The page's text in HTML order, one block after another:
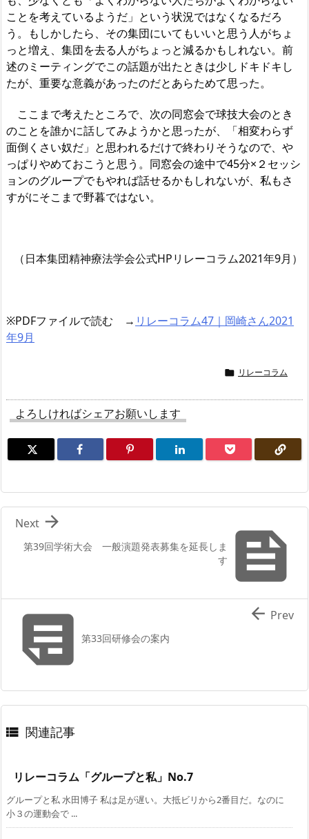
ことを考えているようだ」という状況ではなくなるだろ
う。もしかしたら、その集団にいてもいいと思う人がちょ
っと増え、集団を去る人がちょっと減るかもしれない。前
述のミーティングでこの話題が出たときは少しドキドキし
たが、重要な意義があったのだとあらためて思った。
ここまで考えたところで、次の同窓会で球技大会のとき
のことを誰かに話してみようかと思ったが、「相変わらず
面倒くさい奴だ」と思われるだけで終わりそうなので、や
っぱりやめておこうと思う。同窓会の途中で45分×２セッシ
ョンのグループでもやれば話せるかもしれないが、私もさ
すがにそこまで野暮ではない。
（日本集団精神療法学会公式HPリレーコラム2021年9月）
※PDFファイルで読む → リレーコラム47｜岡崎さん2021
年9月
 リレーコラム
よろしければシェアお願いします

第39回学術大会 一般演題発表募集を延長しま
す

Next
第33回研修会の案内
 Prev
 関連記事
リレーコラム「グループと私」No.7
グループと私 水田博子 私は足が遅い。大抵ビリから2番目だ。なのに
小３の運動会で ...